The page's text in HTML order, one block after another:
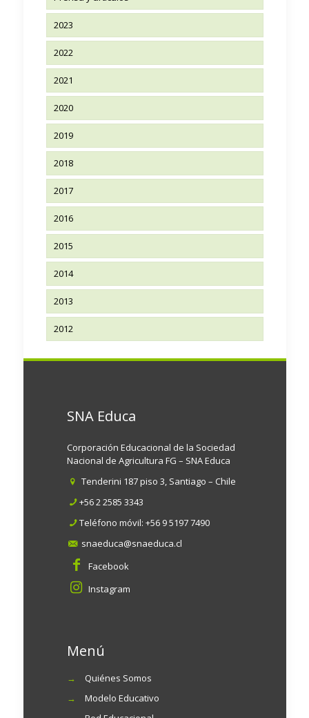
2023
2022
2021
2020
2019
2018
2017
2016
2015
2014
2013
2012
SNA Educa
Corporación Educacional de la Sociedad
Nacional de Agricultura FG – SNA Educa
Tenderini 187 piso 3, Santiago – Chile
+56 2 2585 3343
Teléfono móvil: +56 9 5197 7490
snaeduca@snaeduca.cl
Facebook
Instagram
Menú
→
Quiénes Somos
→
Modelo Educativo